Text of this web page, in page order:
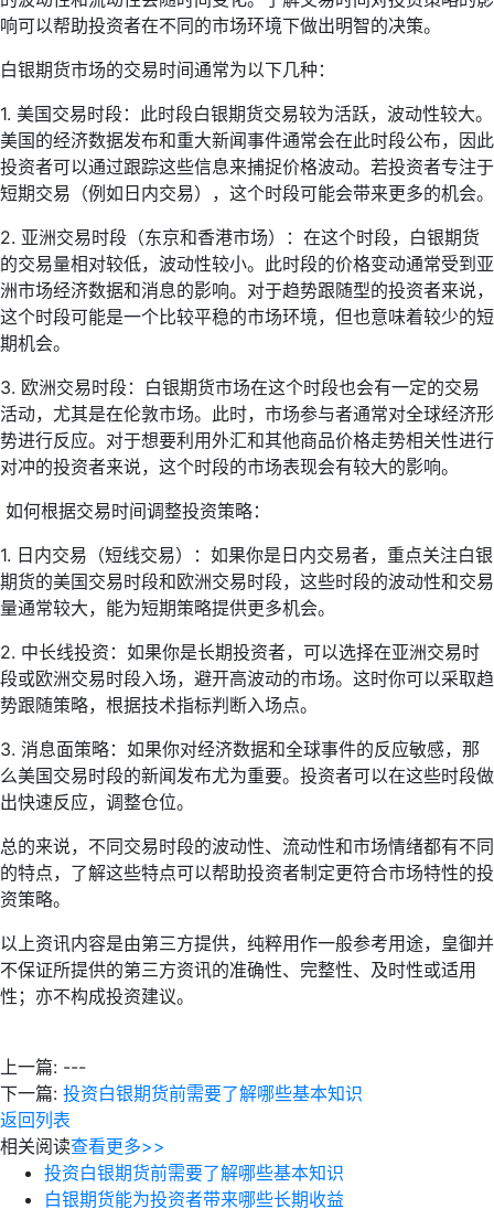
响可以帮助投资者在不同的市场环境下做出明智的决策。
白银期货市场的交易时间通常为以下几种：
1. 美国交易时段：此时段白银期货交易较为活跃，波动性较大。
美国的经济数据发布和重大新闻事件通常会在此时段公布，因此
投资者可以通过跟踪这些信息来捕捉价格波动。若投资者专注于
短期交易（例如日内交易），这个时段可能会带来更多的机会。
2. 亚洲交易时段（东京和香港市场）：在这个时段，白银期货
的交易量相对较低，波动性较小。此时段的价格变动通常受到亚
洲市场经济数据和消息的影响。对于趋势跟随型的投资者来说，
这个时段可能是一个比较平稳的市场环境，但也意味着较少的短
期机会。
3. 欧洲交易时段：白银期货市场在这个时段也会有一定的交易
活动，尤其是在伦敦市场。此时，市场参与者通常对全球经济形
势进行反应。对于想要利用外汇和其他商品价格走势相关性进行
对冲的投资者来说，这个时段的市场表现会有较大的影响。
如何根据交易时间调整投资策略：
1. 日内交易（短线交易）：如果你是日内交易者，重点关注白银
期货的美国交易时段和欧洲交易时段，这些时段的波动性和交易
量通常较大，能为短期策略提供更多机会。
2. 中长线投资：如果你是长期投资者，可以选择在亚洲交易时
段或欧洲交易时段入场，避开高波动的市场。这时你可以采取趋
势跟随策略，根据技术指标判断入场点。
3. 消息面策略：如果你对经济数据和全球事件的反应敏感，那
么美国交易时段的新闻发布尤为重要。投资者可以在这些时段做
出快速反应，调整仓位。
总的来说，不同交易时段的波动性、流动性和市场情绪都有不同
的特点，了解这些特点可以帮助投资者制定更符合市场特性的投
资策略。
以上资讯内容是由第三方提供，纯粹用作一般参考用途，皇御并
不保证所提供的第三方资讯的准确性、完整性、及时性或适用
性；亦不构成投资建议。
上一篇: ---
下一篇: 投资白银期货前需要了解哪些基本知识
返回列表
相关阅读查看更多>>
投资白银期货前需要了解哪些基本知识
白银期货能为投资者带来哪些长期收益